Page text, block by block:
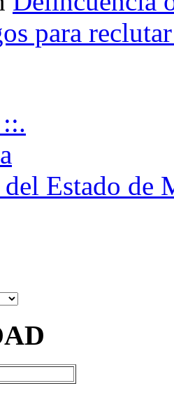
para
Estado de